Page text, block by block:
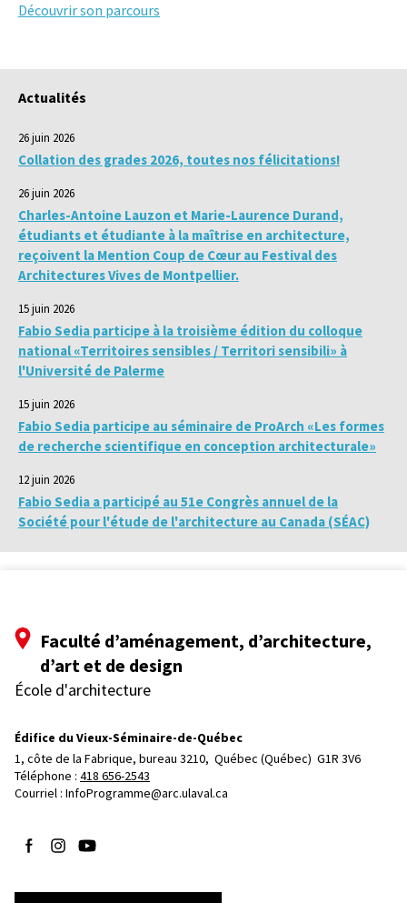
Découvrir son parcours
Actualités
26 juin 2026
Collation des grades 2026, toutes nos félicitations!
26 juin 2026
Charles-Antoine Lauzon et Marie-Laurence Durand,
étudiants et étudiante à la maîtrise en architecture,
reçoivent la Mention Coup de Cœur au Festival des
Architectures Vives de Montpellier.
15 juin 2026
Fabio Sedia participe à la troisième édition du colloque
national «Territoires sensibles / Territori sensibili» à
l'Université de Palerme
15 juin 2026
Fabio Sedia participe au séminaire de ProArch «Les formes
de recherche scientifique en conception architecturale»
12 juin 2026
Fabio Sedia a participé au 51e Congrès annuel de la
Société pour l'étude de l'architecture au Canada (SÉAC)
Faculté d’aménagement, d’architecture,
d’art et de design
École d'architecture
Édifice du Vieux-Séminaire-de-Québec
1, côte de la Fabrique, bureau 3210, Québec (Québec)  G1R 3V6
Téléphone : 418 656-2543
Courriel : InfoProgramme@arc.ulaval.ca
Suivez-nous sur Facebook
Suivez-nous sur Instagram
Suivez-nous sur YouTube